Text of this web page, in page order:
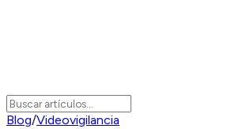
Blog/Videovigilancia